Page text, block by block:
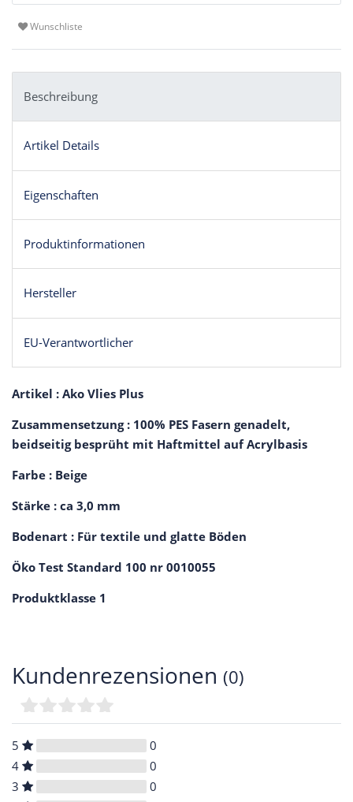
Wunschliste
Beschreibung
Artikel Details
Eigenschaften
Produktinformationen
Hersteller
EU-Verantwortlicher
Artikel : Ako Vlies Plus
Zusammensetzung : 100% PES Fasern genadelt,
beidseitig besprüht mit Haftmittel auf Acrylbasis
Farbe : Beige
Stärke : ca 3,0 mm
Bodenart : Für textile und glatte Böden
Öko Test Standard 100 nr 0010055
Produktklasse 1
Kundenrezensionen (0)
5
0
4
0
3
0